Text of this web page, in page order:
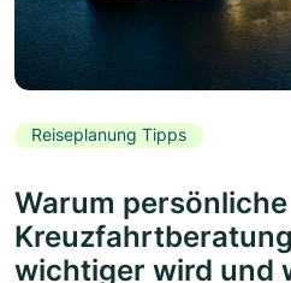
Reiseplanung Tipps
Warum persönliche
wichtiger wird und